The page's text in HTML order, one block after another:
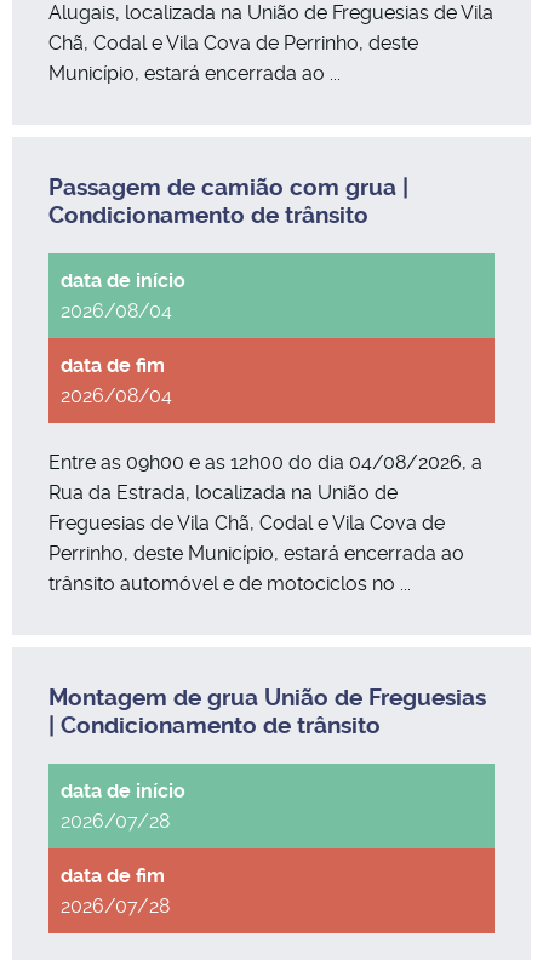
Alugais, localizada na União de Freguesias de Vila
Chã, Codal e Vila Cova de Perrinho, deste
Município, estará encerrada ao ...
Passagem de camião com grua |
Condicionamento de trânsito
2026/08/04
2026/08/04
Entre as 09h00 e as 12h00 do dia 04/08/2026, a
Rua da Estrada, localizada na União de
Freguesias de Vila Chã, Codal e Vila Cova de
Perrinho, deste Município, estará encerrada ao
trânsito automóvel e de motociclos no ...
Montagem de grua União de Freguesias
| Condicionamento de trânsito
2026/07/28
2026/07/28